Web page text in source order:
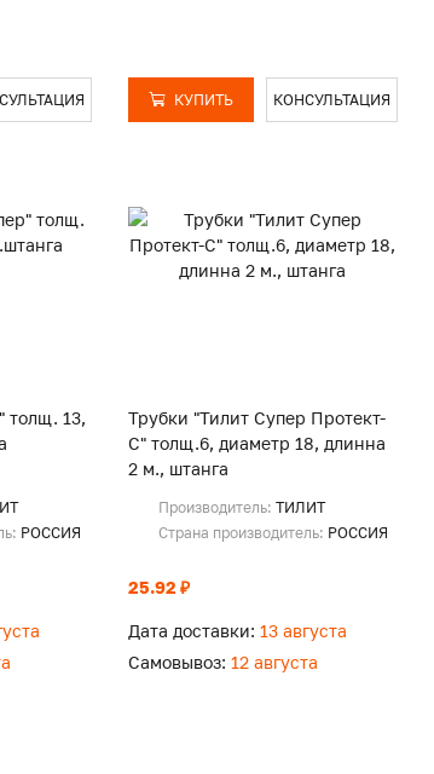
КУПИТЬ КОНСУЛЬТАЦИЯ
толщ. 13,
РОССИЯ
Трубки "Тилит Супер Протект-
С" толщ.6, диаметр 18, длинна
2 м., штанга
Производитель: ТИЛИТ
Страна производитель: РОССИЯ
25.92 ₽
Дата доставки: 13 августа
Самовывоз: 12 августа